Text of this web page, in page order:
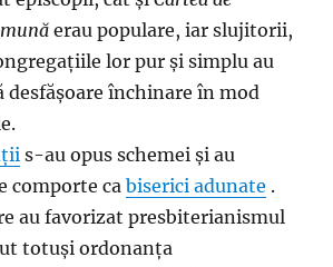
erau populare, iar slujitorii,
lor pur și simplu au
desfășoare închinare în mod
s-au opus schemei și au
comporte cabiserici adunate .
au favorizat presbiterianismul
totuși ordonanța